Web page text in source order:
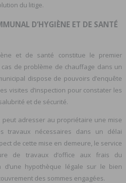
du litige.
D’HYGIÈNE ET DE SANTÉ
et de santé constitue le premier
de problème de chauffage dans un
dispose de pouvoirs d’enquête
visites d’inspection pour constater les
et de sécurité.
peut adresser au propriétaire une mise
travaux nécessaires dans un délai
de cette mise en demeure, le service
de travaux d’office aux frais du
d’une hypothèque légale sur le bien
des sommes engagées.